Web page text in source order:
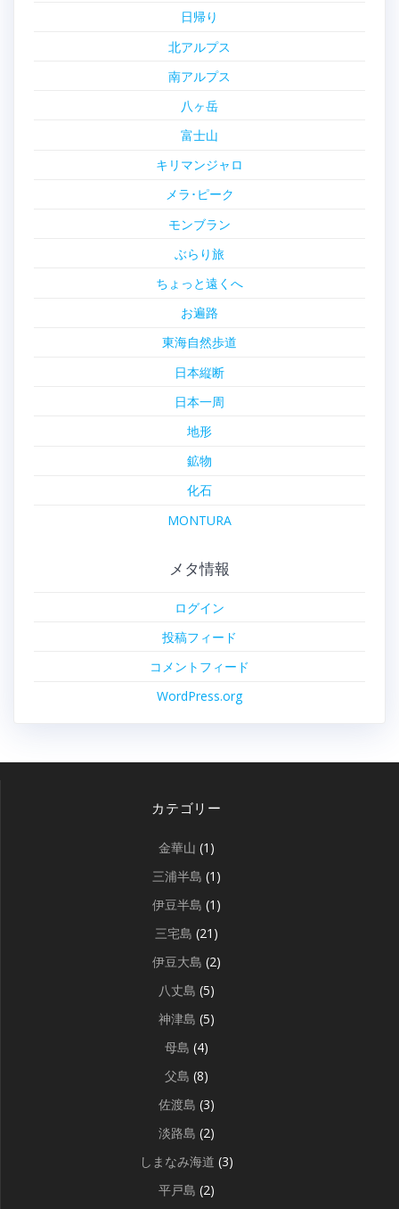
日帰り
北アルプス
南アルプス
八ヶ岳
富士山
キリマンジャロ
メラ･ピーク
モンブラン
ぶらり旅
ちょっと遠くへ
お遍路
東海自然歩道
日本縦断
日本一周
地形
鉱物
化石
MONTURA
メタ情報
ログイン
投稿フィード
コメントフィード
WordPress.org
カテゴリー
金華山 (1)
三浦半島 (1)
伊豆半島 (1)
三宅島 (21)
伊豆大島 (2)
八丈島 (5)
神津島 (5)
母島 (4)
父島 (8)
佐渡島 (3)
淡路島 (2)
しまなみ海道 (3)
平戸島 (2)